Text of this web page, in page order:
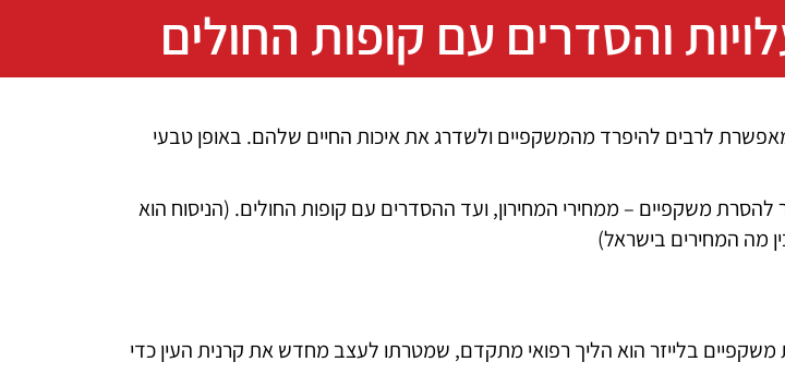
והסדרים עם קופות החולים
לרבים להיפרד מהמשקפיים ולשדרג את איכות החיים שלהם. באופן טבעי
משקפיים – ממחירי המחירון, ועד ההסדרים עם קופות החולים. (הניסוח הוא
מה המחירים בישראל)
משקפיים בלייזר הוא הליך רפואי מתקדם, שמטרתו לעצב מחדש את קרנית העין כדי